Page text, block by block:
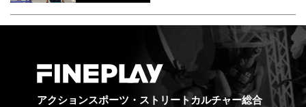
アクションスポーツ・ストリートカルチャー総合